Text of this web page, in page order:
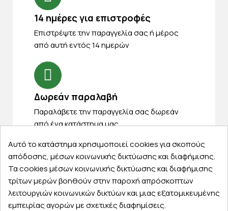
14 ημέρες για επιστροφές
Eπιστρέψτε την παραγγελία σας ή μέρος
από αυτή εντός 14 ημερών
Δωρεάν παραλαβή
Παραλάβετε την παραγγελία σας δωρεάν
από ένα κατάστημα μας
Express αποστολές
Κάντε σήμερα την παραγγελία σας και
παραλάβετε αύριο στην πόρτα σας
Αυτό το κατάστημα χρησιμοποιεί cookies για σκοπούς
απόδοσης, μέσων κοινωνικής δικτύωσης και διαφήμισης.
Τα cookies μέσων κοινωνικής δικτύωσης και διαφήμισης
τρίτων μερών βοηθούν στην παροχή απρόσκοπτων
λειτουργιών κοινωνικών δικτύων και μιας εξατομικευμένης
εμπειρίας αγορών με σχετικές διαφημίσεις.